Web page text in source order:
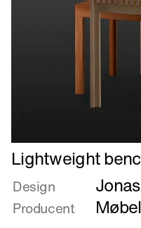
Læs
mere
om
Lightweight
bench/table
Lightweight
Design
Producent